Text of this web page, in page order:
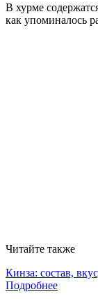
В хурме
как упоминалось
Читайте также
Кинза: состав,
Подробнее